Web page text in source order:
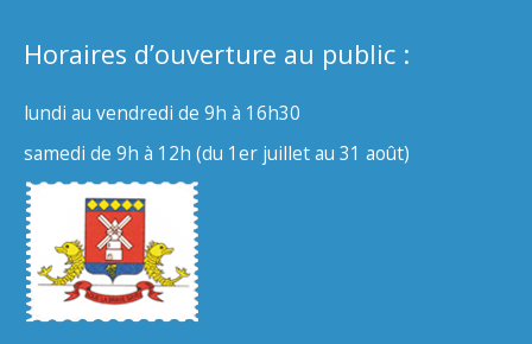
Horaires d’ouverture au public :
lundi au vendredi de 9h à 16h30
samedi de 9h à 12h (du 1er juillet au 31 août)